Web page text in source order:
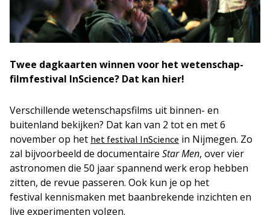
Twee dagkaarten winnen voor het wetenschap-
filmfestival InScience? Dat kan hier!
Verschillende wetenschapsfilms uit binnen- en
buitenland bekijken? Dat kan van 2 tot en met 6
november op het het festival InScience in Nijmegen. Zo
zal bijvoorbeeld de documentaire Star Men, over vier
astronomen die 50 jaar spannend werk erop hebben
zitten, de revue passeren. Ook kun je op het
festival kennismaken met baanbrekende inzichten en
live experimenten volgen.